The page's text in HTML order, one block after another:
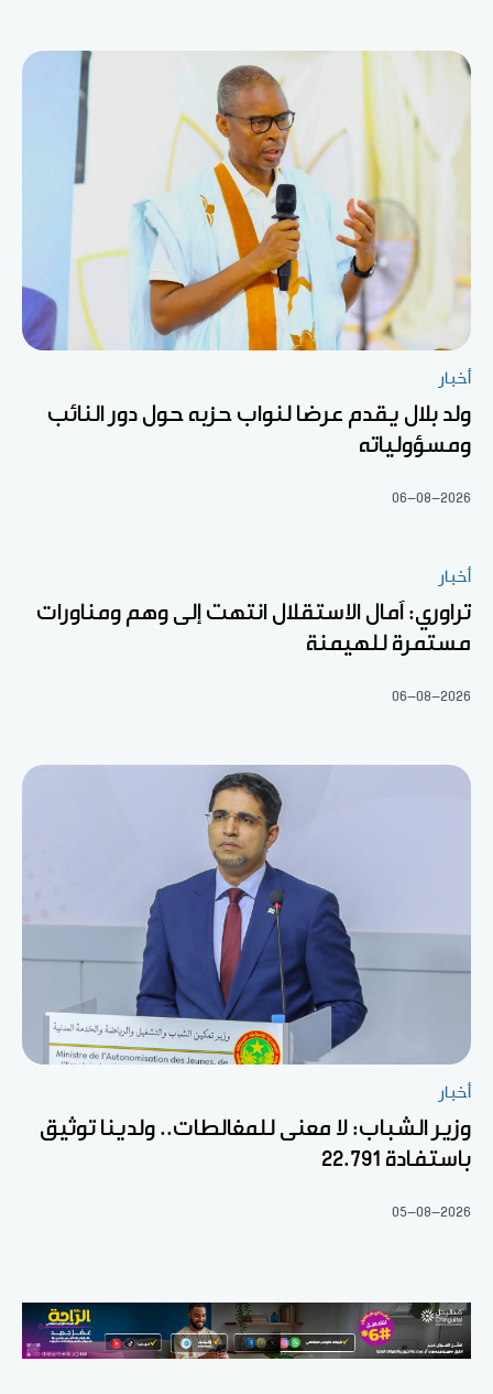
أخبار
ولد بلال يقدم عرضا لنواب حزبه حول دور النائب
ومسؤولياته
06-08-2026
أخبار
تراوري: آمال الاستقلال انتهت إلى وهم ومناورات
مستمرة للهيمنة
06-08-2026
أخبار
وزير الشباب: لا معنى للمغالطات.. ولدينا توثيق
باستفادة 22.791
05-08-2026